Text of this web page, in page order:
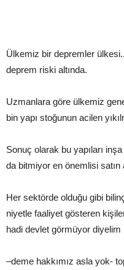
Ülkemiz bir depremler
deprem riski altında.
Uzmanlara göre ülkemiz
bin yapı stoğunun acilen
Sonuç olarak bu yapıları
da bitmiyor en önemlisi satın
Her sektörde olduğu gibi
niyetle faaliyet gösteren
hadi devlet görmüyor diyelim
–deme hakkımız asla yok-